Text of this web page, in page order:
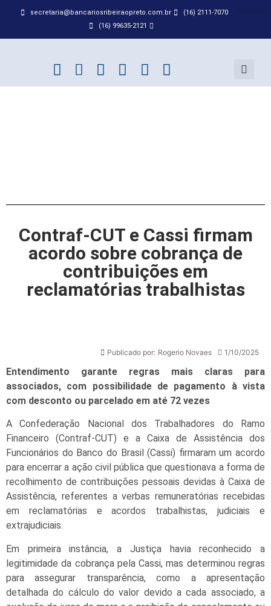
secretaria@bancariosribeiraopreto.com.br
(16) 2111-7070
(16) 99635-2121
Contraf-CUT e Cassi firmam
acordo sobre cobrança de
contribuições em
reclamatórias trabalhistas
Publicado por: Rogerio Novaes 1/10/2025
Entendimento garante regras mais claras para
associados, com possibilidade de pagamento à vista
com desconto ou parcelado em até 72 vezes
A Confederação Nacional dos Trabalhadores do Ramo
Financeiro (Contraf-CUT) e a Caixa de Assistência dos
Funcionários do Banco do Brasil (Cassi) firmaram um acordo
para encerrar a ação civil pública que questionava a forma de
recolhimento de contribuições pessoais devidas à Caixa de
Assistência, referentes a verbas remuneratórias recebidas
em reclamatórias e acordos trabalhistas, judiciais e
extrajudiciais.
Em primeira instância, a Justiça havia reconhecido a
legitimidade da cobrança pela Cassi, mas determinou regras
para assegurar transparência, como a apresentação
detalhada do cálculo do valor devido a cada associado, a